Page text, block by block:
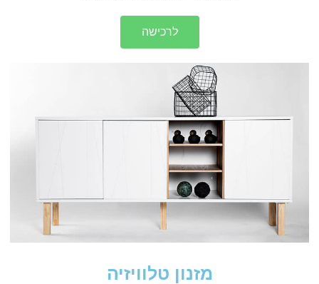
לרכישה
מזנון טלוויזיה